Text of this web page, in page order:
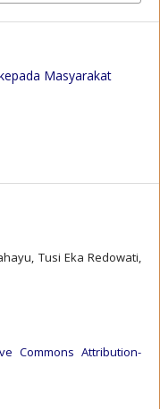
Masyarakat
Tusi Eka Redowati,
Commons Attribution-